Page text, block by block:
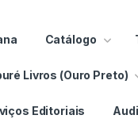
Catálogo
Livros (Ouro Preto)
Editoriais